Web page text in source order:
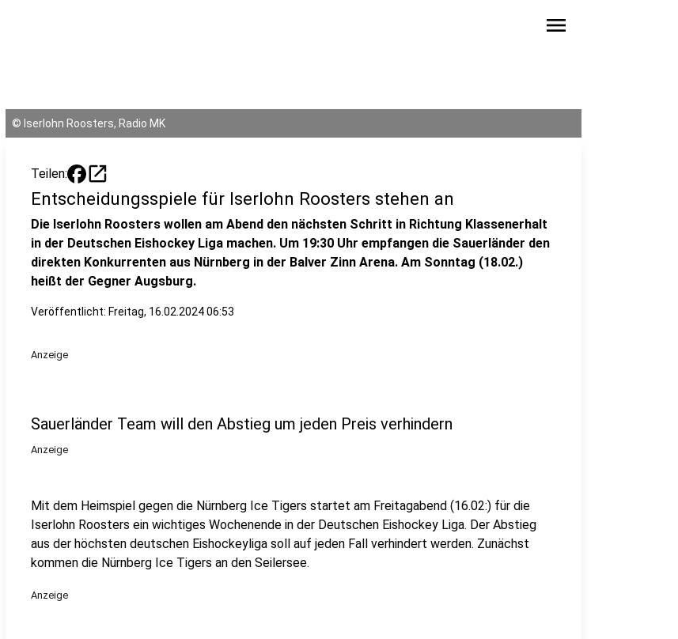
menu
© Iserlohn Roosters, Radio MK
Teilen: open_in_new
Entscheidungsspiele für Iserlohn Roosters stehen an
Die Iserlohn Roosters wollen am Abend den nächsten Schritt in Richtung Klassenerhalt
in der Deutschen Eishockey Liga machen. Um 19:30 Uhr empfangen die Sauerländer den
direkten Konkurrenten aus Nürnberg in der Balver Zinn Arena. Am Sonntag (18.02.)
heißt der Gegner Augsburg.
Veröffentlicht: Freitag, 16.02.2024 06:53
Anzeige
Sauerländer Team will den Abstieg um jeden Preis verhindern
Anzeige
Mit dem Heimspiel gegen die Nürnberg Ice Tigers startet am Freitagabend (16.02:) für die
Iserlohn Roosters ein wichtiges Wochenende in der Deutschen Eishockey Liga. Der Abstieg
aus der höchsten deutschen Eishockeyliga soll auf jeden Fall verhindert werden. Zunächst
kommen die Nürnberg Ice Tigers an den Seilersee.
Anzeige